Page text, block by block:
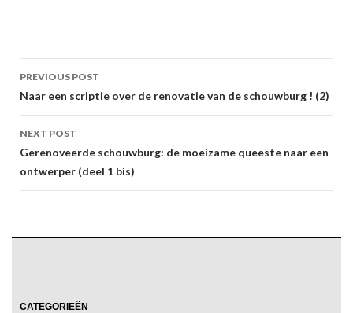
Post
navigation
PREVIOUS POST
Naar een scriptie over de renovatie van de schouwburg ! (2)
NEXT POST
Gerenoveerde schouwburg: de moeizame queeste naar een
ontwerper (deel 1 bis)
CATEGORIEËN